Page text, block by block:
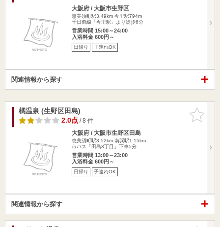
大阪府 / 大阪市生野区
恵美須町駅3.49km 今里駅794m
千日前線「今里駅」より徒歩6分
営業時間 15:00～24:00
入浴料金 600円～
日帰り 子連れOK
関連情報から探す
お気に入
りに追加
橘温泉 (生野区田島)
2.0点/ 8 件
大阪府 / 大阪市生野区田島
恵美須町駅3.52km 南巽駅1.15km
市バス「田島3丁目」下車5分
営業時間 13:00～23:00
入浴料金 600円～
日帰り 子連れOK
関連情報から探す